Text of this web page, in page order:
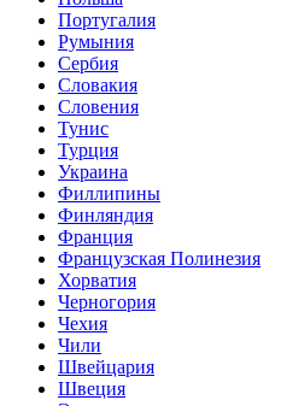
Португалия
Румыния
Сербия
Словакия
Словения
Тунис
Турция
Украина
Филлипины
Финляндия
Франция
Французская Полинезия
Хорватия
Черногория
Чехия
Чили
Швейцария
Швеция